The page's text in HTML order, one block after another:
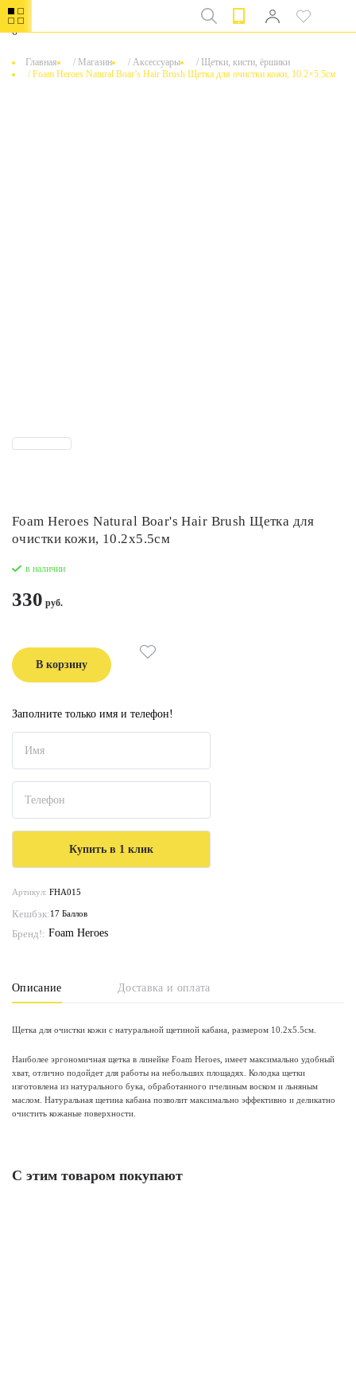
0
Главная / Магазин / Аксессуары / Щетки, кисти, ёршики
/Foam Heroes Natural Boar’s Hair Brush Щетка для очистки кожи, 10.2×5.5см
Foam Heroes Natural Boar's Hair Brush Щетка для
очистки кожи, 10.2x5.5см
в наличии
330
В корзину
Заполните только имя и телефон!
Артикул: FHA015
Кешбэк:17 Баллов
Бренд!: Foam Heroes
Описание Доставка и оплата
Щетка для очистки кожи с натуральной щетиной кабана, размером 10.2x5.5см.
Наиболее эргономичная щетка в линейке Foam Heroes, имеет максимально удобный
хват, отлично подойдет для работы на небольших площадях. Колодка щетки
изготовлена из натурального бука, обработанного пчелиным воском и льняным
маслом. Натуральная щетина кабана позволит максимально эффективно и деликатно
очистить кожаные поверхности.
С этим товаром покупают